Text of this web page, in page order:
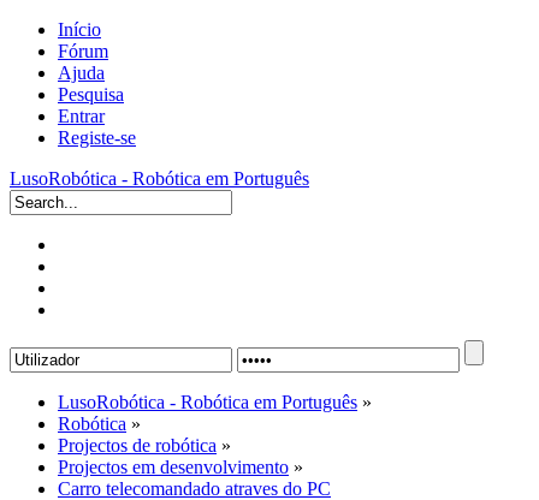
Início
Fórum
Ajuda
Pesquisa
Entrar
Registe-se
LusoRobótica - Robótica em Português
LusoRobótica - Robótica em Português »
Robótica »
Projectos de robótica »
Projectos em desenvolvimento »
Carro telecomandado atraves do PC